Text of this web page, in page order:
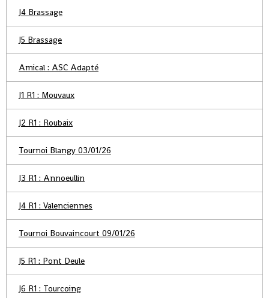
J4 Brassage
J5 Brassage
Amical : ASC Adapté
J1 R1 : Mouvaux
J2 R1 : Roubaix
Tournoi Blangy 03/01/26
J3 R1 : Annoeullin
J4 R1 : Valenciennes
Tournoi Bouvaincourt 09/01/26
J5 R1 : Pont Deule
J6 R1 : Tourcoing